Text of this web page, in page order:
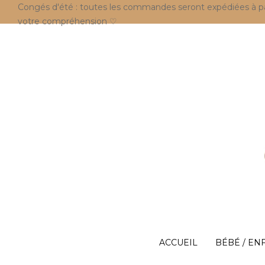
Congés d'été : toutes les commandes seront expédiées à
votre compréhension ♡
ACCUEIL BÉBÉ /